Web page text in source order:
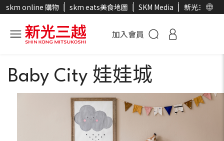
skm online 購物 skm eats美食地圖 SKM Media 新光三越官
加入會員
Baby City 娃娃城